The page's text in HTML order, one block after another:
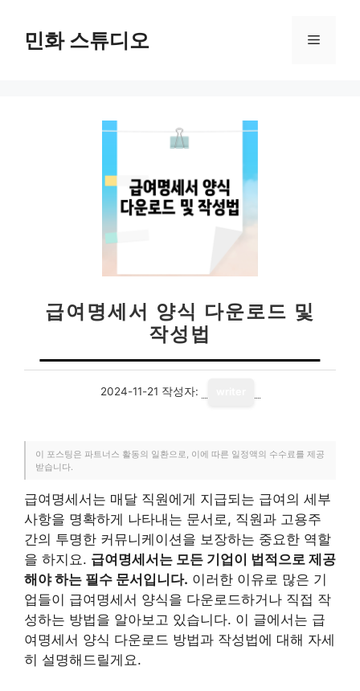
민화 스튜디오 메
급여명세서 양식 다운로드 및
작성법
2024-11-21 작성자:
이 포스팅은 파트너스 활동의 일환으로, 이에 따른 일정액의 수수료를 제공
받습니다.
급여명세서는 매달 직원에게 지급되는 급여의 세부
사항을 명확하게 나타내는 문서로, 직원과 고용주
간의 투명한 커뮤니케이션을 보장하는 중요한 역할
을 하지요. 급여명세서는 모든 기업이 법적으로 제공
해야 하는 필수 문서입니다. 이러한 이유로 많은 기
업들이 급여명세서 양식을 다운로드하거나 직접 작
성하는 방법을 알아보고 있습니다. 이 글에서는 급
여명세서 양식 다운로드 방법과 작성법에 대해 자세
히 설명해드릴게요.